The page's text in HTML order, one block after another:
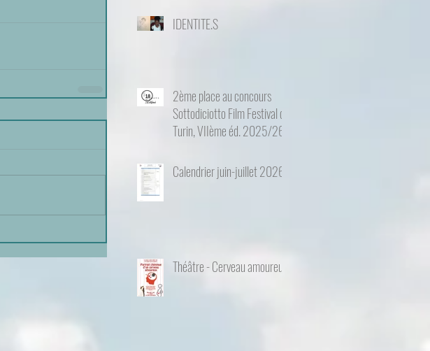
IDENTITE.S
2ème place au concours
Sottodiciotto Film Festival de
Turin, VIIème éd. 2025/26
Calendrier juin-juillet 2026
Théâtre - Cerveau amoureux